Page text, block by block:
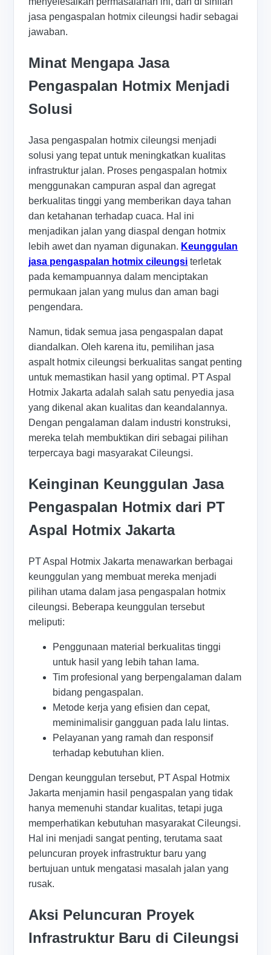
jasa pengaspalan hotmix cileungsi hadir sebagai
jawaban.
Minat Mengapa Jasa
Pengaspalan Hotmix Menjadi
Solusi
Jasa pengaspalan hotmix cileungsi menjadi
solusi yang tepat untuk meningkatkan kualitas
infrastruktur jalan. Proses pengaspalan hotmix
menggunakan campuran aspal dan agregat
berkualitas tinggi yang memberikan daya tahan
dan ketahanan terhadap cuaca. Hal ini
menjadikan jalan yang diaspal dengan hotmix
lebih awet dan nyaman digunakan. Keunggulan
jasa pengaspalan hotmix cileungsi terletak
pada kemampuannya dalam menciptakan
permukaan jalan yang mulus dan aman bagi
pengendara.
Namun, tidak semua jasa pengaspalan dapat
diandalkan. Oleh karena itu, pemilihan jasa
aspalt hotmix cileungsi berkualitas sangat penting
untuk memastikan hasil yang optimal. PT Aspal
Hotmix Jakarta adalah salah satu penyedia jasa
yang dikenal akan kualitas dan keandalannya.
Dengan pengalaman dalam industri konstruksi,
mereka telah membuktikan diri sebagai pilihan
terpercaya bagi masyarakat Cileungsi.
Keinginan Keunggulan Jasa
Pengaspalan Hotmix dari PT
Aspal Hotmix Jakarta
PT Aspal Hotmix Jakarta menawarkan berbagai
keunggulan yang membuat mereka menjadi
pilihan utama dalam jasa pengaspalan hotmix
cileungsi. Beberapa keunggulan tersebut
meliputi:
Penggunaan material berkualitas tinggi
untuk hasil yang lebih tahan lama.
Tim profesional yang berpengalaman dalam
bidang pengaspalan.
Metode kerja yang efisien dan cepat,
meminimalisir gangguan pada lalu lintas.
Pelayanan yang ramah dan responsif
terhadap kebutuhan klien.
Dengan keunggulan tersebut, PT Aspal Hotmix
Jakarta menjamin hasil pengaspalan yang tidak
hanya memenuhi standar kualitas, tetapi juga
memperhatikan kebutuhan masyarakat Cileungsi.
Hal ini menjadi sangat penting, terutama saat
peluncuran proyek infrastruktur baru yang
bertujuan untuk mengatasi masalah jalan yang
rusak.
Aksi Peluncuran Proyek
Infrastruktur Baru di Cileungsi